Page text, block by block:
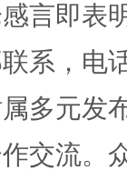
言即表
系，电
多元发
交流。